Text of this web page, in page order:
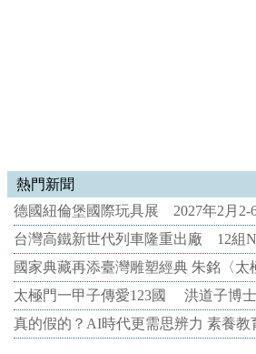
熱門新聞
德國紐倫堡國際玩具展 2027年2月2-
台灣高鐵新世代列車隆重出廠 12組
國家典藏再添臺灣雕塑經典 朱銘〈
太極門一甲子傳愛123國 洪道子博
真的假的？AI時代更需思辨力 素養